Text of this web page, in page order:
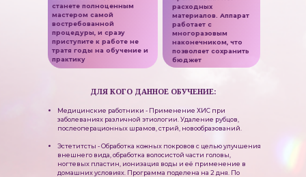
станете полноценным
мастером самой
востребованной
процедуры, и сразу
приступите к работе не
тратя годы на обучение и
практику
расходных
материалов. Аппарат
работает с
многоразовым
наконечником, что
позволяет сохранить
бюджет
Медицинские работники - Применение ХИС при
заболеваниях различной этиологии. Удаление рубцов,
послеоперационных шрамов, стрий, новообразований.
Эстетитсты - Обработка кожных покровов с целью улучшения
внешнего вида, обработка волосистой части головы,
ногтевых пластин, ионизация воды и её применение в
домашних условиях. Программа поделена на 2 дня. По
ДЛЯ КОГО ДАННОЕ ОБУЧЕНИЕ: